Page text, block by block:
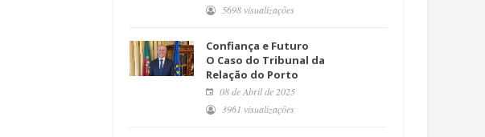
5698 visualizações
Confiança e Futuro
O Caso do Tribunal da
Relação do Porto
08 de Abril de 2025
3961 visualizações